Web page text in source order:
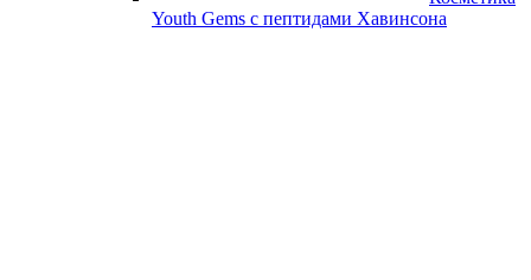
Youth Gems с пептидами Хавинсона